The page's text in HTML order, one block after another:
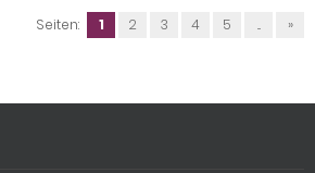
Seiten: 1 2 3 4 5 ... »